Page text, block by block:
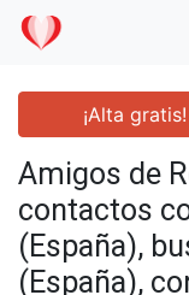
¡Alta gratis!
Amigos de
contactos
(España),
(España),